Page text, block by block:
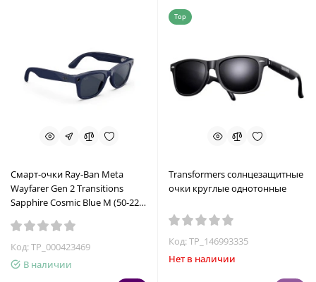
Смарт-очки Ray-Ban Meta
Wayfarer Gen 2 Transitions
Sapphire Cosmic Blue M (50-22)
Код: TP_000423469
В наличии
Top
Transformers солнцезащитные
очки круглые однотонные
Код: TP_146993335
Нет в наличии